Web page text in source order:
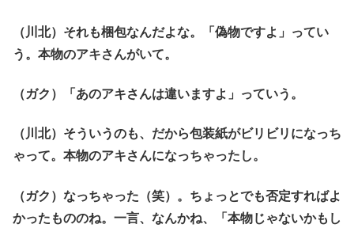
（川北）それも梱包なんだよな。「偽物ですよ」ってい
う。本物のアキさんがいて。
（ガク）「あのアキさんは違いますよ」っていう。
（川北）そういうのも、だから包装紙がビリビリになっち
ゃって。本物のアキさんになっちゃったし。
（ガク）なっちゃった（笑）。ちょっとでも否定すればよ
かったもののね。一言、なんかね、「本物じゃないかもし